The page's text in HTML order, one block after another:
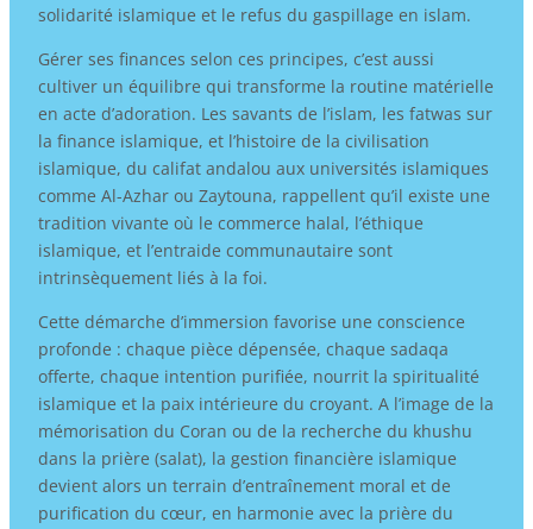
solidarité islamique et le refus du gaspillage en islam.
Gérer ses finances selon ces principes, c’est aussi
cultiver un équilibre qui transforme la routine matérielle
en acte d’adoration. Les savants de l’islam, les fatwas sur
la finance islamique, et l’histoire de la civilisation
islamique, du califat andalou aux universités islamiques
comme Al-Azhar ou Zaytouna, rappellent qu’il existe une
tradition vivante où le commerce halal, l’éthique
islamique, et l’entraide communautaire sont
intrinsèquement liés à la foi.
Cette démarche d’immersion favorise une conscience
profonde : chaque pièce dépensée, chaque sadaqa
offerte, chaque intention purifiée, nourrit la spiritualité
islamique et la paix intérieure du croyant. A l’image de la
mémorisation du Coran ou de la recherche du khushu
dans la prière (salat), la gestion financière islamique
devient alors un terrain d’entraînement moral et de
purification du cœur, en harmonie avec la prière du